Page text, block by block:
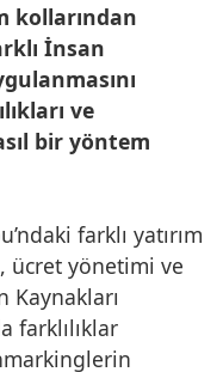
kollarından
İnsan
ve
bir yöntem
farklı yatırım
ücret yönetimi ve
Kaynakları
farklılıklar